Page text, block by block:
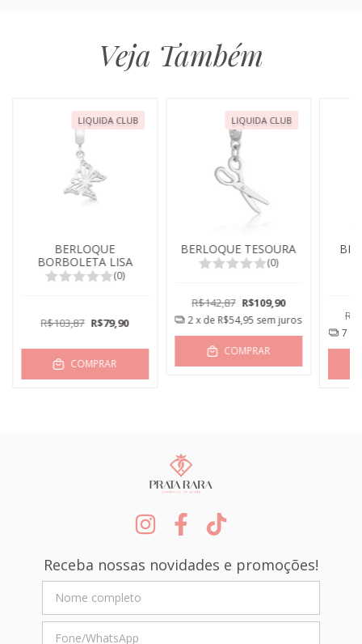
Veja Também
LIQUIDA CLUB
BERLOQUE
BORBOLETA LISA
(0)
R$103,87 R$79,90
COMPRAR
LIQUIDA CLUB
BERLOQUE TESOURA
(0)
R$142,87 R$109,90
2 x de R$54,95 sem juros
COMPRAR
7
Receba nossas novidades e promoções!